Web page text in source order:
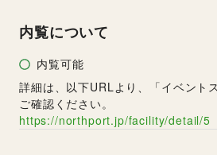
その他エンタメ・ガジェット
内覧について
内覧可能
詳細は、以下URLより、「イベント
ご確認ください。
https://northport.jp/facility/detail/5